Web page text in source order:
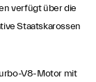
verfügt über die
Staatskarossen
V8-Motor mit